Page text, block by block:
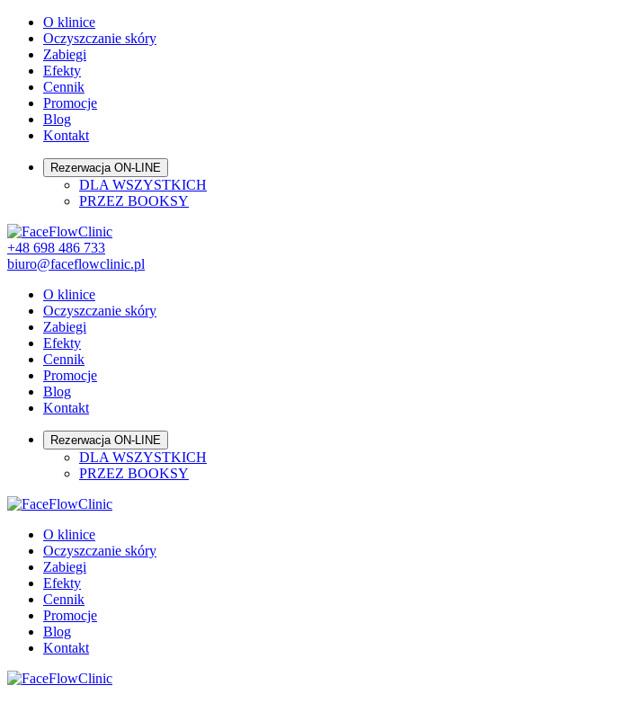
O klinice
Oczyszczanie skóry
Zabiegi
Efekty
Cennik
Promocje
Blog
Kontakt
Rezerwacja ON-LINE
DLA WSZYSTKICH
PRZEZ BOOKSY
+48 698 486 733
biuro@faceflowclinic.pl
O klinice
Oczyszczanie skóry
Zabiegi
Efekty
Cennik
Promocje
Blog
Kontakt
Rezerwacja ON-LINE
DLA WSZYSTKICH
PRZEZ BOOKSY
O klinice
Oczyszczanie skóry
Zabiegi
Efekty
Cennik
Promocje
Blog
Kontakt